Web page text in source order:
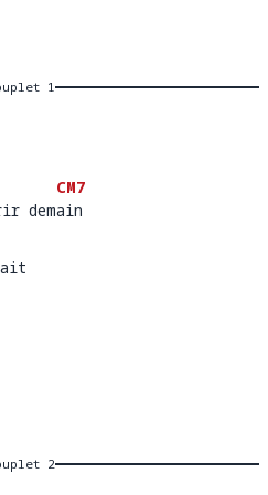
1
dem
CM7
ain
demain
2